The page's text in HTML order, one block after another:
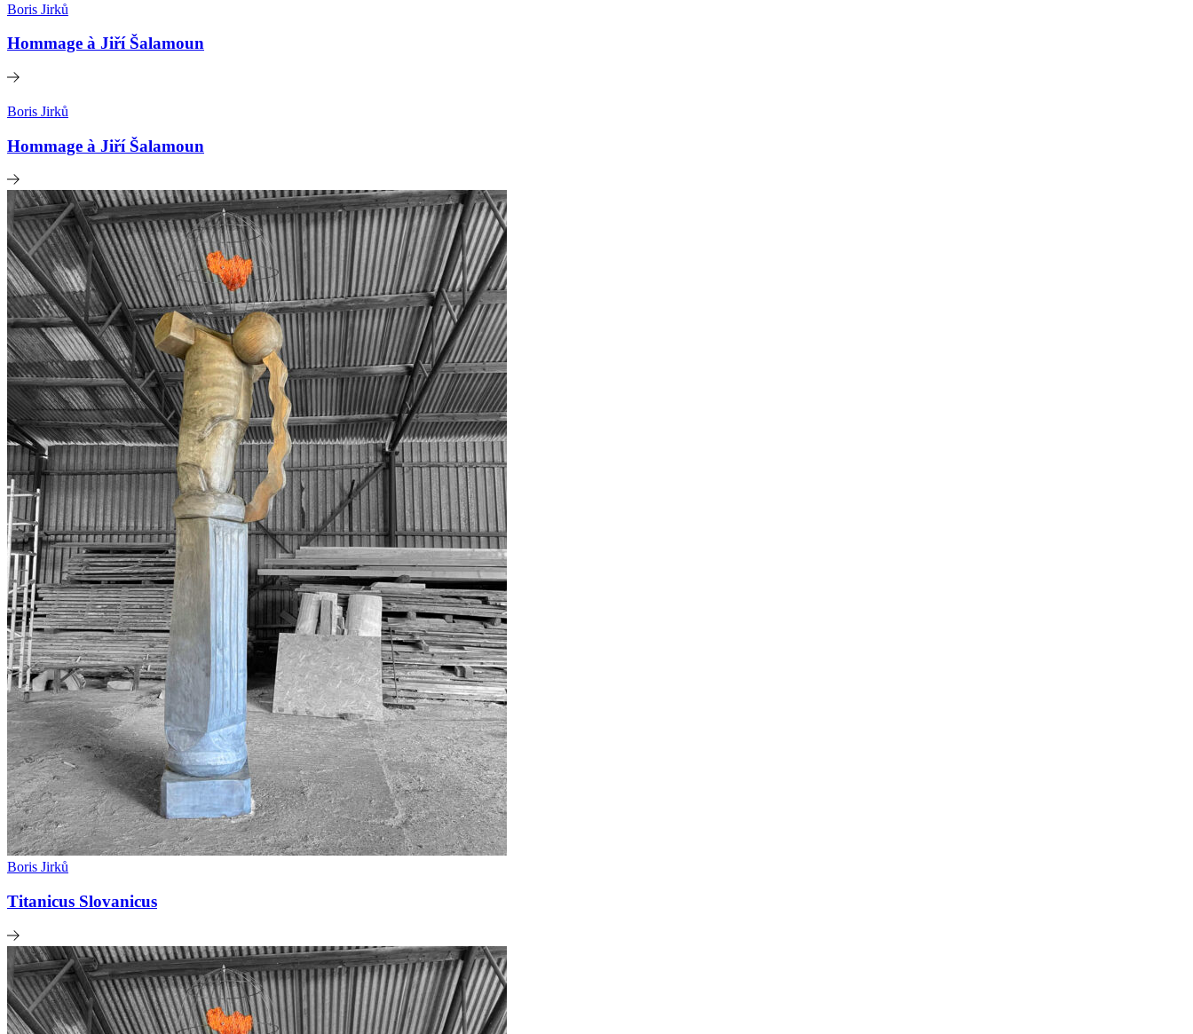
Boris Jirků
Hommage à Jiří Šalamoun
Boris Jirků
Hommage à Jiří Šalamoun
Boris Jirků
Titanicus Slovanicus